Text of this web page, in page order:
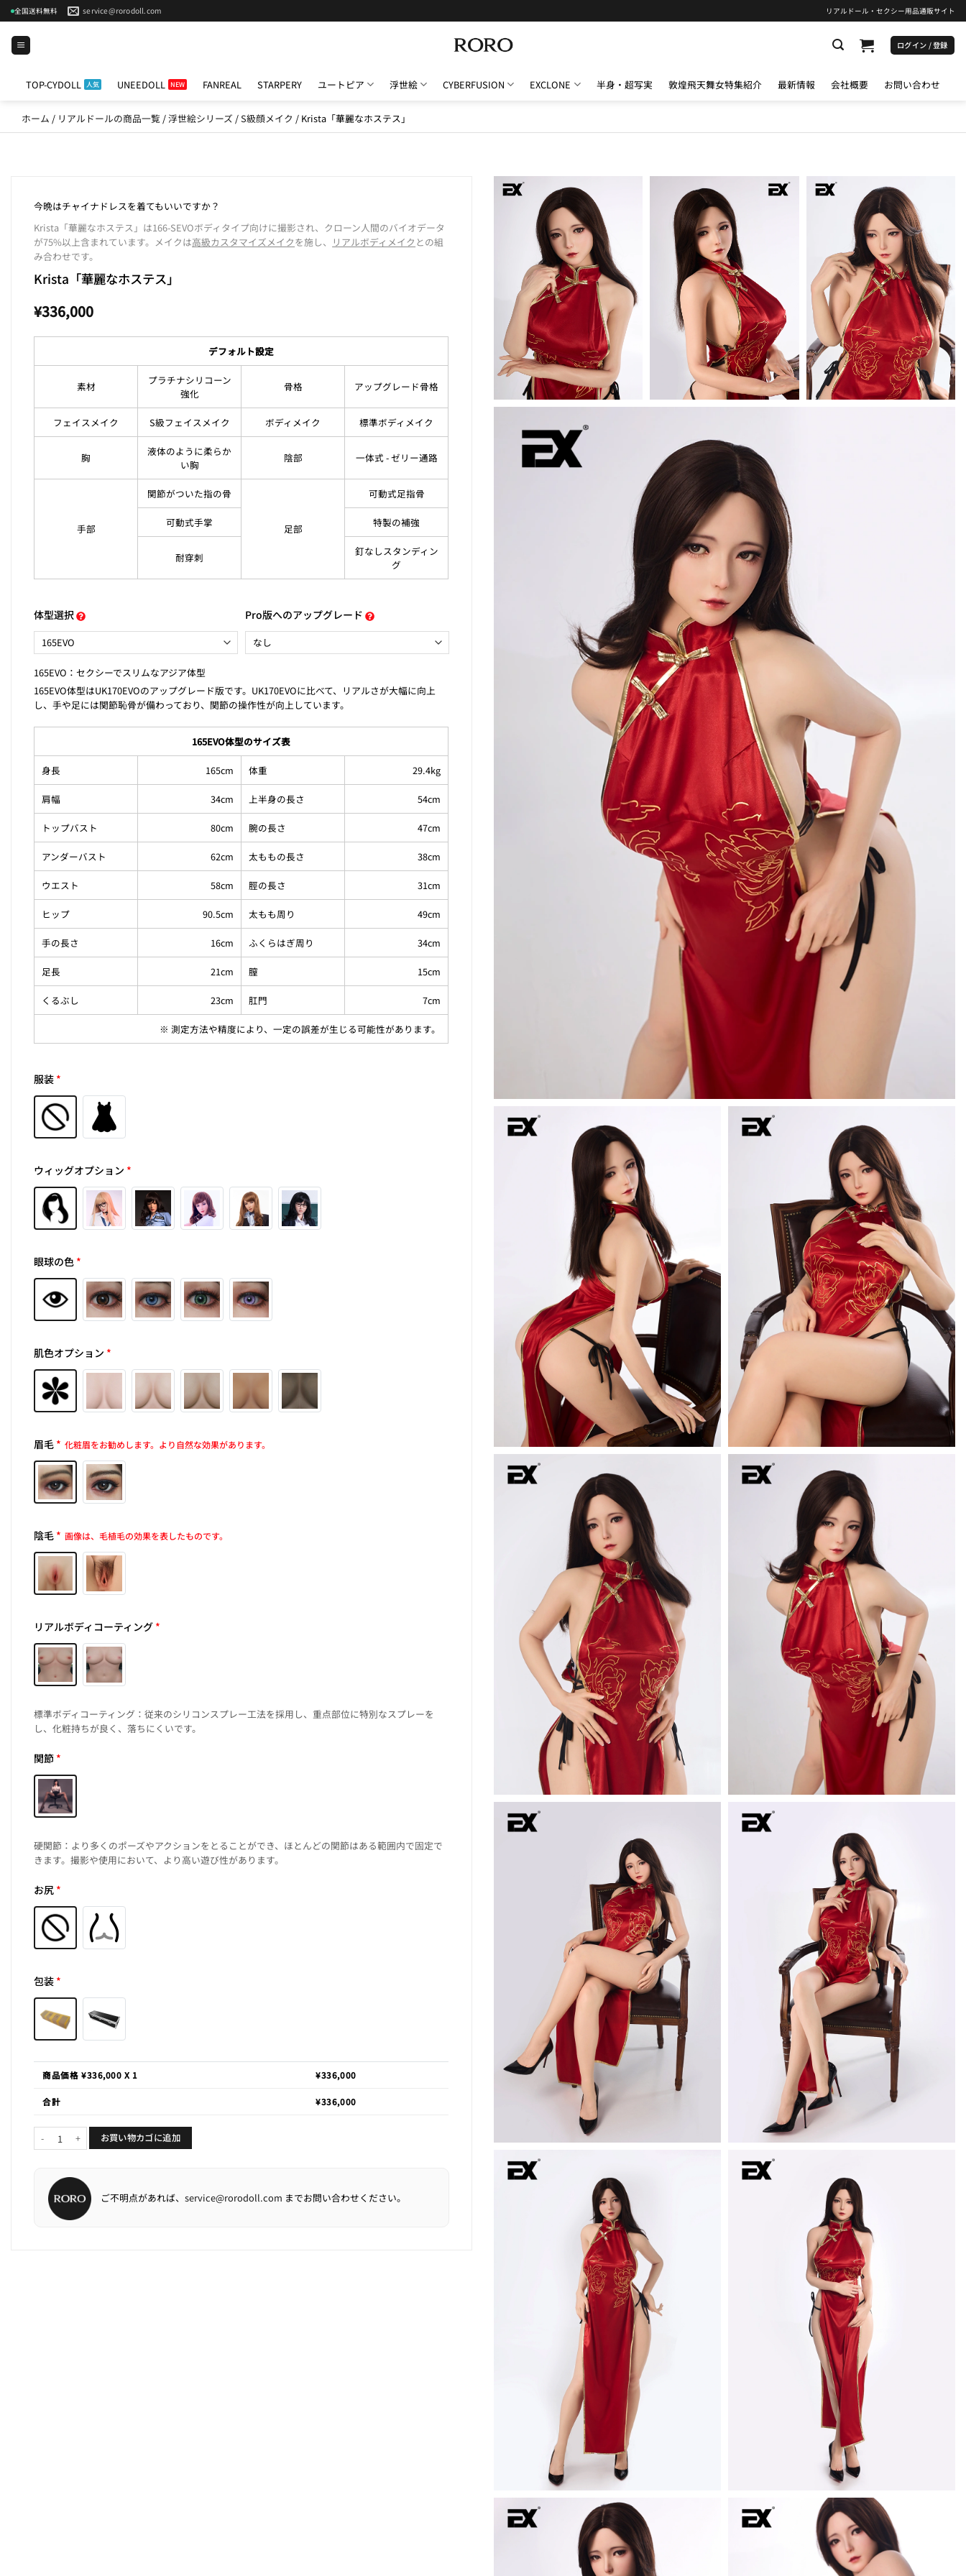
Skip
to
content
全国送料無料 service@rorodoll.com リアルドール・セクシー用品通販サイト
ログイン / 登録
TOP-CYDOLL UNEEDOLL FANREAL STARPERY ユートピア 浮世絵 CYBERFUSION EXCLONE 半身・超写実 敦煌飛天舞女特集紹介 最新情報 会社概要 お問い合わせ
ホーム / リアルドールの商品一覧 /浮世絵シリーズ /S級顔メイク / Krista「華麗なホステス」
今晩はチャイナドレスを着てもいいですか？
Krista「華麗なホステス」は166-SEVOボディタイプ向けに撮影され、 クローン人間のバイオデータ
が75%以上含まれています。メイクは高級カスタマイズメイクを施し、 リアルボディメイク との組
み合わせです。
Krista「華麗なホステス」
¥336,000
デフォルト設定
素材
プラチナシリコーン
強化
骨格 アップグレード骨格
フェイスメイク S級フェイスメイク ボディメイク 標準ボディメイク
胸
液体のように柔らか
い胸
陰部 一体式 - ゼリー通路
手部
関節がついた指の骨
足部
可動式足指骨
可動式手掌 特製の補強
耐穿刺
釘なしスタンディン
グ
体型選択 Pro版へのアップグレード
165EVO：セクシーでスリムなアジア体型
165EVO体型はUK170EVOのアップグレード版です。UK170EVOに比べて、リアルさが大幅に向上
し、手や足には関節恥骨が備わっており、関節の操作性が向上しています。
165EVO体型のサイズ表
身長 165cm 体重 29.4kg
肩幅 34cm 上半身の長さ 54cm
トップバスト 80cm 腕の長さ 47cm
アンダーバスト 62cm 太ももの長さ 38cm
ウエスト 58cm 脛の長さ 31cm
ヒップ 90.5cm 太もも周り 49cm
手の長さ 16cm ふくらはぎ周り 34cm
足長 21cm 膣 15cm
くるぶし 23cm 肛門 7cm
※ 測定方法や精度により、一定の誤差が生じる可能性があります。
服装 *
ウィッグオプション *
眼球の色 *
肌色オプション *
眉毛 * 化粧眉をお勧めします。より自然な効果があります。
陰毛 * 画像は、毛植毛の効果を表したものです。
リアルボディコーティング *
標準ボディコーティング：従来のシリコンスプレー工法を採用し、重点部位に特別なスプレーを
し、化粧持ちが良く、落ちにくいです。
関節 *
硬関節：より多くのポーズやアクションをとることができ、ほとんどの関節はある範囲内で固定で
きます。撮影や使用において、より高い遊び性があります。
お尻 *
包装 *
商品価格 ¥336,000 X 1 ¥336,000
合計 ¥336,000
Krista「華麗なホステス」個お買い物カゴに追加
ご不明点があれば、 service@rorodoll.com までお問い合わせください。